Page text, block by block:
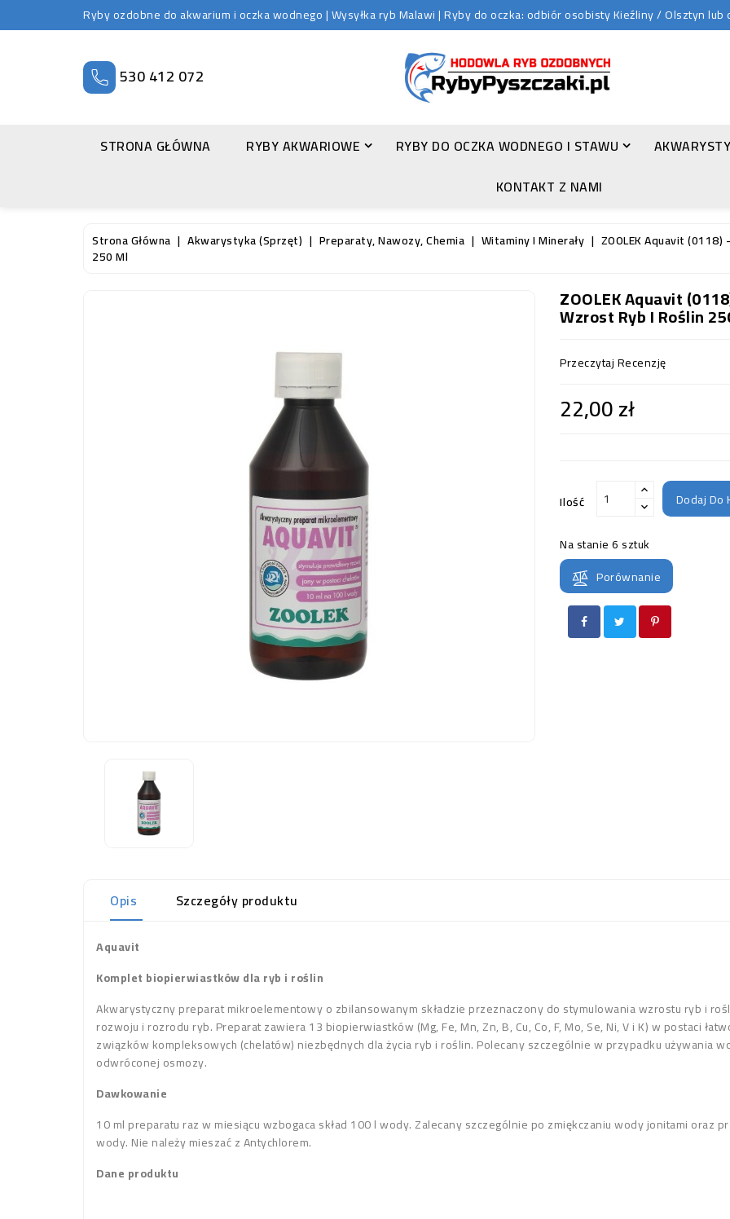
Ryby ozdobne do akwarium i oczka wodnego | Wysyłka ryb Malawi | Ryby do oczka: odbiór osobisty Kieźliny / Olsztyn
530 412 072
STRONA GŁÓWNA RYBY AKWARIOWE RYBY DO OCZKA WODNEGO I STAWU
KONTAKT Z NAMI
Strona Główna Akwarystyka (sprzęt) Preparaty, Nawozy, Chemia Witaminy I Minerały ZOOLEK Aquavit
250 Ml
ZOOLEK Aquavit
Wzrost Ryb I Roślin
Przeczytaj Recenzję
22,00 zł
Ilość Dodaj Do
Na stanie6 sztuk
Porównanie
Opis Szczegóły produktu
Aquavit
Komplet biopierwiastków dla ryb i roślin
Akwarystyczny preparat mikroelementowy o zbilansowanym składzie przeznaczony do stymulowania wzrostu ryb i
rozwoju i rozrodu ryb. Preparat zawiera 13 biopierwiastków (Mg, Fe, Mn, Zn, B, Cu, Co, F, Mo, Se, Ni, V i K) w postaci
związków kompleksowych (chelatów) niezbędnych dla życia ryb i roślin. Polecany szczególnie w przypadku używania
odwróconej osmozy.
Dawkowanie
10 ml preparatu raz w miesiącu wzbogaca skład 100 l wody. Zalecany szczególnie po zmiękczaniu wody jonitami oraz
wody. Nie należy mieszać z Antychlorem.
Dane produktu